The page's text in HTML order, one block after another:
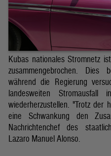
Kubas nationales Stromnetz
zusammengebrochen. Dies
während die Regierung
landesweiten
wiederherzustellen. "Trotz der
eine Schwankung den
Nachrichtenchef des
Lazaro Manuel Alonso.